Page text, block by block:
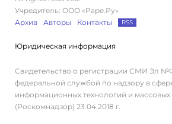
Учредитель: ООО «Раре.Ру»
Архив
Авторы Контакты RSS
Юридическая информация
Свидетельство о регистрации СМИ Эл
федеральной службой по надзору в
информационных технологий и
(Роскомнадзор) 23.04.2018 г.